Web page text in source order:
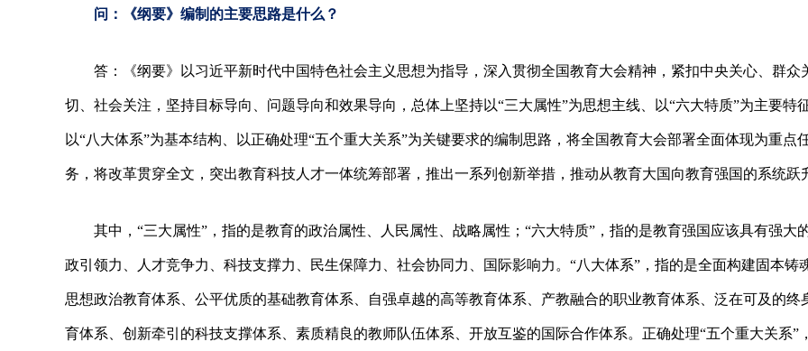
问：《纲要》编制的主要思路是什么？
答：《纲要》以习近平新时代中国特色社会主义思想为指导，深入贯彻全国教育大会精神，紧扣中央关心、群众
切、社会关注，坚持目标导向、问题导向和效果导向，总体上坚持以“三大属性”为思想主线、以“六大特质”为主要特征
以“八大体系”为基本结构、以正确处理“五个重大关系”为关键要求的编制思路，将全国教育大会部署全面体现为重点
务，将改革贯穿全文，突出教育科技人才一体统筹部署，推出一系列创新举措，推动从教育大国向教育强国的系统跃
其中，“三大属性”，指的是教育的政治属性、人民属性、战略属性；“六大特质”，指的是教育强国应该具有强大
政引领力、人才竞争力、科技支撑力、民生保障力、社会协同力、国际影响力。“八大体系”，指的是全面构建固本铸
思想政治教育体系、公平优质的基础教育体系、自强卓越的高等教育体系、产教融合的职业教育体系、泛在可及的终
育体系、创新牵引的科技支撑体系、素质精良的教师队伍体系、开放互鉴的国际合作体系。正确处理“五个重大关系”